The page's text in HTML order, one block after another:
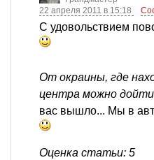
22 апреля 2011 в 15:18
С удовольствием
От окраины, где
центра можно
вас вышло... Мы в
Оценка статьи: 5